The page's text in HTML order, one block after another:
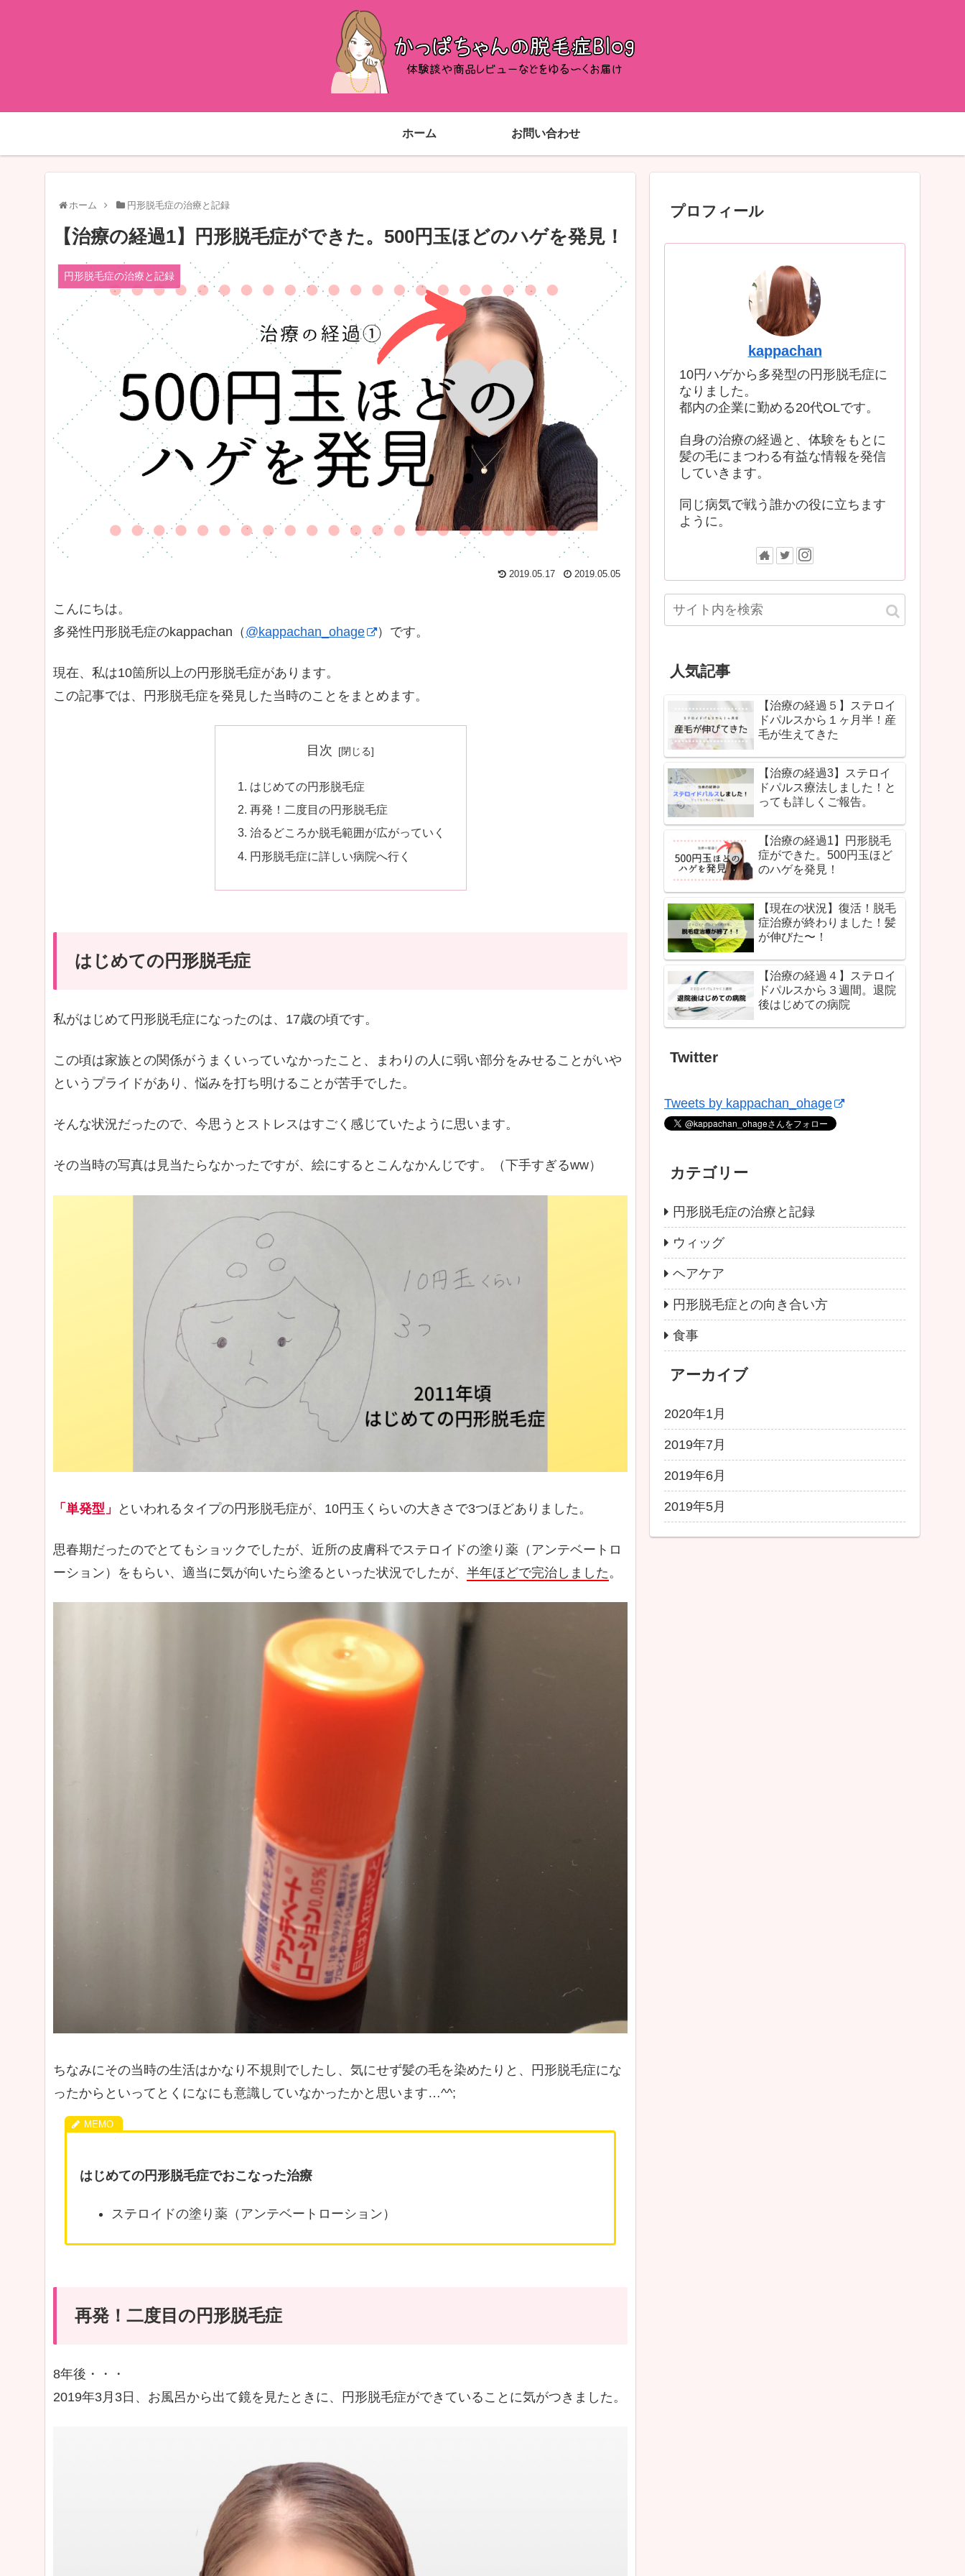
ホーム お問い合わせ
ホーム 円形脱毛症の治療と記録
【治療の経過1】円形脱毛症ができた。500円玉ほどのハゲを発見！
円形脱毛症の治療と記録
2019.05.17 2019.05.05
こんにちは。
多発性円形脱毛症のkappachan（ @kappachan_ohage ）です。
現在、私は10箇所以上の円形脱毛症があります。
この記事では、円形脱毛症を発見した当時のことをまとめます。
目次
はじめての円形脱毛症
再発！二度目の円形脱毛症
治るどころか脱毛範囲が広がっていく
円形脱毛症に詳しい病院へ行く
はじめての円形脱毛症
私がはじめて円形脱毛症になったのは、17歳の頃です。
この頃は家族との関係がうまくいっていなかったこと、まわりの人に弱い部分をみせることがいや
というプライドがあり、悩みを打ち明けることが苦手でした。
そんな状況だったので、今思うとストレスはすごく感じていたように思います。
その当時の写真は見当たらなかったですが、絵にするとこんなかんじです。（下手すぎるww）
「単発型」 といわれるタイプの円形脱毛症が、10円玉くらいの大きさで3つほどありました。
思春期だったのでとてもショックでしたが、近所の皮膚科でステロイドの塗り薬（アンテベートロ
ーション）をもらい、適当に気が向いたら塗るといった状況でしたが、 半年ほどで完治しました。
ちなみにその当時の生活はかなり不規則でしたし、気にせず髪の毛を染めたりと、円形脱毛症にな
ったからといってとくになにも意識していなかったかと思います…^^;
はじめての円形脱毛症でおこなった治療
ステロイドの塗り薬（アンテベートローション）
再発！二度目の円形脱毛症
8年後・・・
2019年3月3日、お風呂から出て鏡を見たときに、円形脱毛症ができていることに気がつきました。
プロフィール
kappachan
10円ハゲから多発型の円形脱毛症に
なりました。
都内の企業に勤める20代OLです。
自身の治療の経過と、体験をもとに
髪の毛にまつわる有益な情報を発信
していきます。
同じ病気で戦う誰かの役に立ちます
ように。
人気記事
【治療の経過５】ステロイ
ドパルスから１ヶ月半！産
毛が生えてきた
【治療の経過3】ステロイ
ドパルス療法しました！と
っても詳しくご報告。
【治療の経過1】円形脱毛
症ができた。500円玉ほど
のハゲを発見！
【現在の状況】復活！脱毛
症治療が終わりました！髪
が伸びた〜！
【治療の経過４】ステロイ
ドパルスから３週間。退院
後はじめての病院
Twitter
Tweets by kappachan_ohage
カテゴリー
円形脱毛症の治療と記録
ウィッグ
ヘアケア
円形脱毛症との向き合い方
食事
アーカイブ
2020年1月
2019年7月
2019年6月
2019年5月